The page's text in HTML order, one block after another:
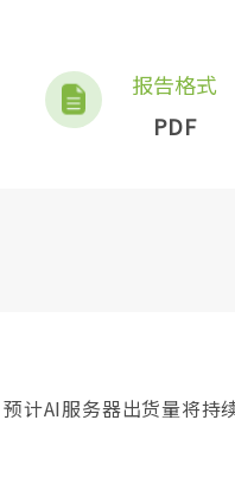
报告格式
PDF
计AI服务器出货量将持